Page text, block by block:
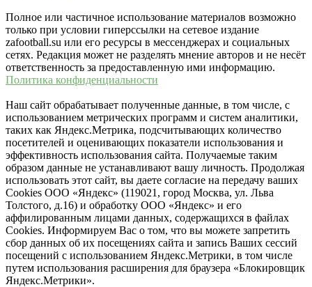
Полное или частичное использование материалов возможно
только при условии гиперссылки на сетевое издание
zafootball.su или его ресурсы в мессенджерах и социальных
сетях. Редакция может не разделять мнение авторов и не несёт
ответственность за предоставленную ими информацию.
Политика конфиденциальности
Наш сайт обрабатывает полученные данные, в том числе, с
использованием метрических программ и систем аналитики,
таких как Яндекс.Метрика, подсчитывающих количество
посетителей и оценивающих показатели использования и
эффективность использования сайта. Получаемые таким
образом данные не устанавливают вашу личность. Продолжая
использовать этот сайт, вы даете согласие на передачу ваших
Cookies ООО «Яндекс» (119021, город Москва, ул. Льва
Толстого, д.16) и обработку ООО «Яндекс» и его
аффилированным лицами данных, содержащихся в файлах
Cookies. Информируем Вас о том, что вы можете запретить
сбор данных об их посещениях сайта и запись Ваших сессий
посещений с использованием Яндекс.Метрики, в том числе
путем использования расширения для браузера «Блокировщик
Яндекс.Метрики».